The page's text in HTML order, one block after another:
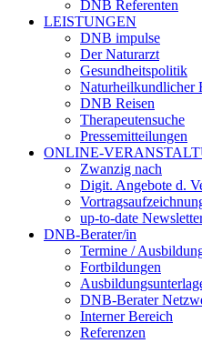
DNB Referenten
LEISTUNGEN
DNB impulse
Der Naturarzt
Gesundheitspolitik
Naturheilkundlicher
DNB Reisen
Therapeutensuche
Pressemitteilungen
ONLINE-
Zwanzig nach
Digit. Angebote d.
up-to-date
DNB-Berater/in
Termine /
Fortbildungen
DNB-Berater
Interner Bereich
Referenzen